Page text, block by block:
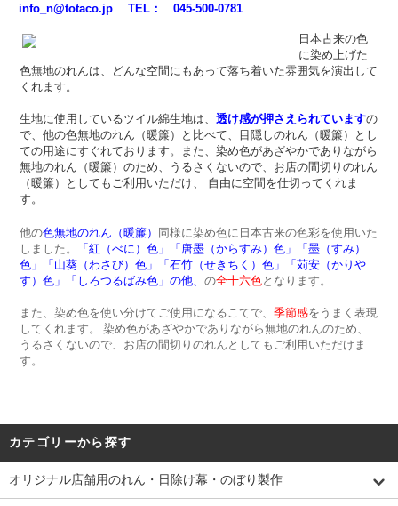
info_n@totaco.jp TEL： 045-500-0781
日本古来の色
に染め上げた
色無地のれんは、どんな空間にもあって落ち着いた雰囲気を演出して
くれます。
生地に使用しているツイル綿生地は、 透け感が押さえられていますの
で、他の色無地のれん（暖簾）と比べて、目隠しのれん（暖簾）とし
ての用途にすぐれております。また、染め色があざやかでありながら
無地のれん（暖簾）のため、うるさくないので、お店の間切りのれん
（暖簾）としてもご利用いただけ、 自由に空間を仕切ってくれま
す。
他の色無地のれん（暖簾）
同様に染め色に日本古来の色彩を使用いた
しました。
「紅（べに）色」「唐墨（からすみ）色」「墨（すみ）
色」「山葵（わさび）色」「石竹（せきちく）色」「苅安（かりや
す）色」「しろつるばみ色」の他、 の全十六色となります。
また、染め色を使い分けてご使用になるこてで、 季節感をうまく表現
してくれます。
染め色があざやかでありながら無地のれんのため、
うるさくないので、お店の間切りのれんとしてもご利用いただけま
す。
カテゴリーから探す
オリジナル店舗用のれん・日除け幕・のぼり製作